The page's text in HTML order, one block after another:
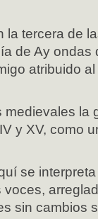
tercera de
de Ay ondas
atribuido
la
y XV, como
se
sin cambios